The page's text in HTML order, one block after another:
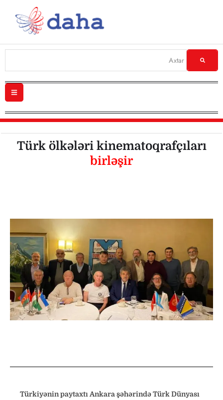
Türk ölkələri kinematoqrafçıları
birləşir
Türkiyənin paytaxtı Ankara şəhərində Türk Dünyası